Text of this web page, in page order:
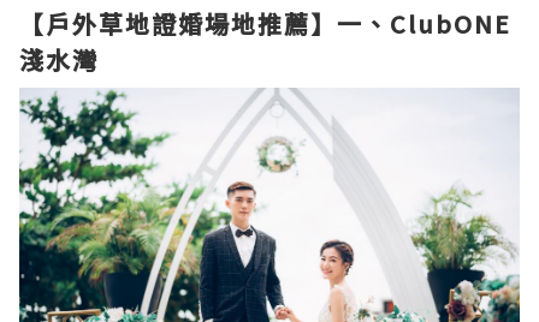
【戶外草地證婚場地推薦】一、ClubONE
淺水灣